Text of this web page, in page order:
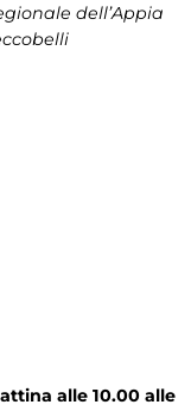
dell’Appia
alle 10.00 alle